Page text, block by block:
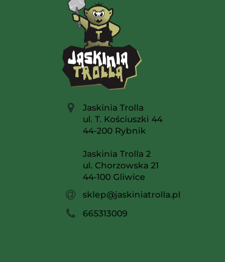
Jaskinia Trolla
ul. T. Kościuszki 44
44-200 Rybnik
Jaskinia Trolla 2
ul. Chorzowska 21
44-100 Gliwice
sklep@jaskiniatrolla.pl
665313009